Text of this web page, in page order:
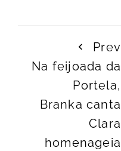
Prev
Na feijoada da
Portela,
Branka canta
Clara
homenageia